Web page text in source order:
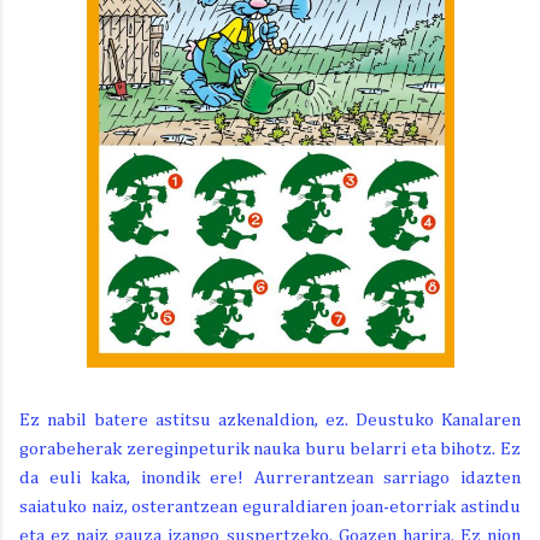
Ez nabil batere astitsu azkenaldion, ez. Deustuko Kanalaren
gorabeherak zereginpeturik nauka buru belarri eta bihotz. Ez
da euli kaka, inondik ere! Aurrerantzean sarriago idazten
saiatuko naiz, osterantzean eguraldiaren joan-etorriak astindu
eta ez naiz gauza izango suspertzeko. Goazen harira. Ez nion